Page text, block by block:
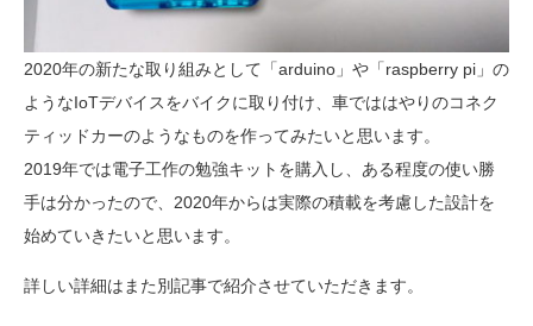
2020年の新たな取り組みとして「arduino」や「raspberry pi」の
ようなIoTデバイスをバイクに取り付け、車でははやりのコネク
ティッドカーのようなものを作ってみたいと思います。
2019年では電子工作の勉強キットを購入し、ある程度の使い勝
手は分かったので、2020年からは実際の積載を考慮した設計を
始めていきたいと思います。
詳しい詳細はまた別記事で紹介させていただきます。